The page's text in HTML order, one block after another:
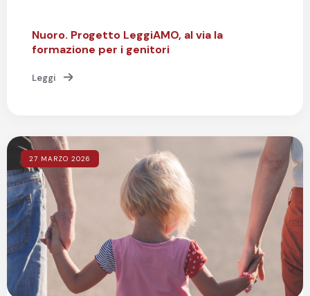
Nuoro. Progetto LeggiAMO, al via la
formazione per i genitori
Leggi
27 MARZO 2026